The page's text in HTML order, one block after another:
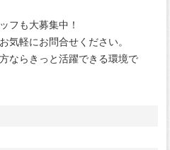
フも大募集中！
気軽にお問合せください。
ならきっと活躍できる環境で